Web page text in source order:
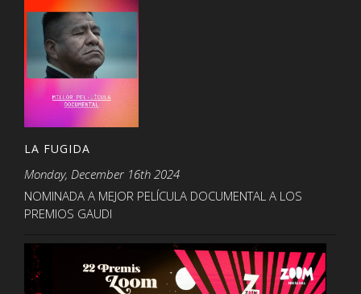
LA FUGIDA
Monday, December 16th 2024
NOMINADA A MEJOR PELÍCULA DOCUMENTAL A LOS
PREMIOS GAUDI